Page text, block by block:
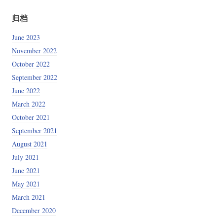
归档
June 2023
November 2022
October 2022
September 2022
June 2022
March 2022
October 2021
September 2021
August 2021
July 2021
June 2021
May 2021
March 2021
December 2020